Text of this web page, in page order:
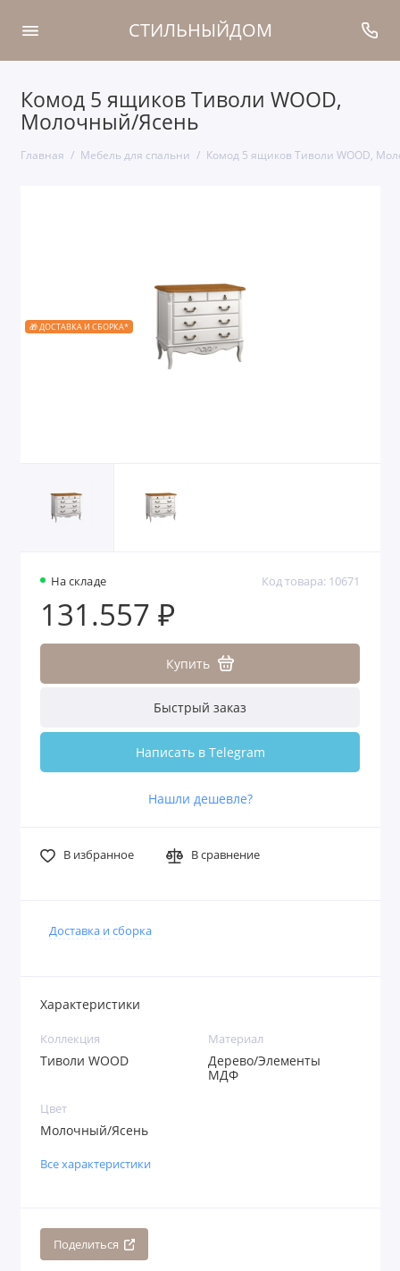
СТИЛЬНЫЙДОМ
Комод 5 ящиков Тиволи WOOD,
Молочный/Ясень
Главная Мебель для спальни Комод 5 ящиков Тиволи WOOD,
🎁 ДОСТАВКА И СБОРКА*
На складе Код товара: 10671
131.557 ₽
Купить
Быстрый заказ
Написать в Telegram
Нашли дешевле?
В избранное В сравнение
Доставка и сборка
Характеристики
Коллекция
Тиволи WOOD
Материал
Дерево/Элементы
МДФ
Цвет
Молочный/Ясень
Все характеристики
Поделиться